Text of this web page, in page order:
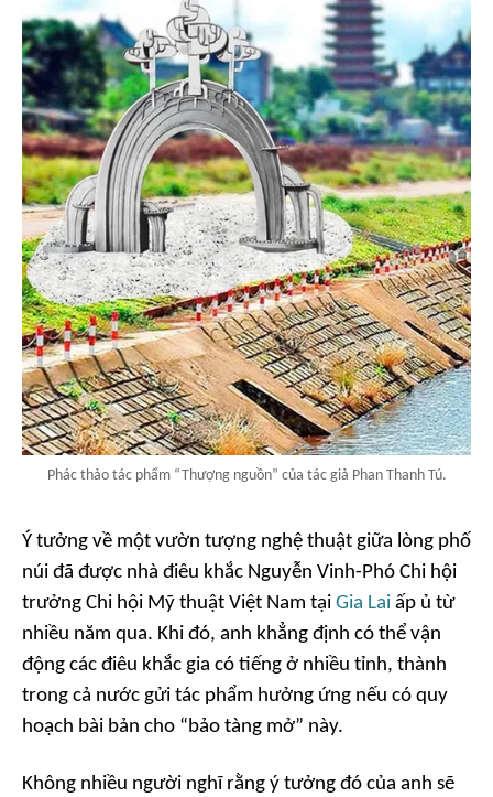
Phác thảo tác phẩm “Thượng nguồn” của tác giả Phan Thanh Tú.
Ý tưởng về một vườn tượng nghệ thuật giữa lòng phố
núi đã được nhà điêu khắc Nguyễn Vinh-Phó Chi hội
trưởng Chi hội Mỹ thuật Việt Nam tại Gia Lai ấp ủ từ
nhiều năm qua. Khi đó, anh khẳng định có thể vận
động các điêu khắc gia có tiếng ở nhiều tỉnh, thành
trong cả nước gửi tác phẩm hưởng ứng nếu có quy
hoạch bài bản cho “bảo tàng mở” này.
Không nhiều người nghĩ rằng ý tưởng đó của anh sẽ